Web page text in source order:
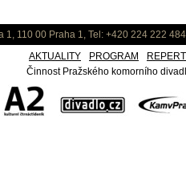
1, 110 00 Praha 1, Tel: +420 224 222
AKTUALITY
PROGRAM
Činnost Pražského komorního